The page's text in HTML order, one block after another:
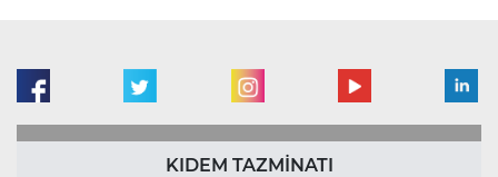
KIDEM TAZMİNATI